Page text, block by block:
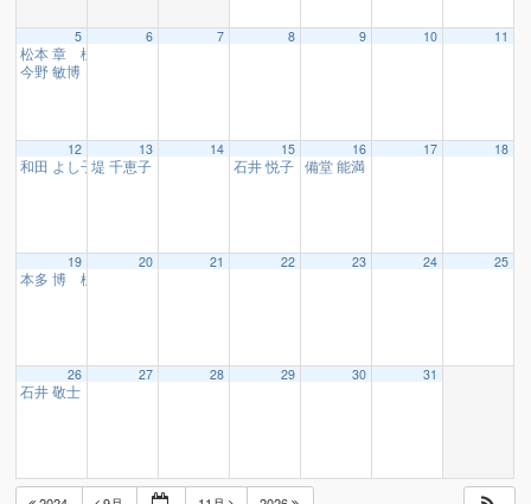
5
松本 章 様
今野 敏博 様
6 7 8 9 10 11
12
和田 よし子 様、星崎 春美 様 10:15
13
堤 千恵子 様
14 15
石井 悦子 様16:10
16
備堂 能満 様
17 18
19
本多 博 様
20 21 22 23 24 25
26
石井 敬士 様、小泉 政治 様
27 28 29 30 31